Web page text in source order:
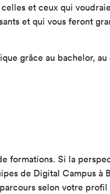
et ceux qui
et qui vous feront
grâce au bachelor,
formations. Si la
de Digital Campus à
selon votre profil